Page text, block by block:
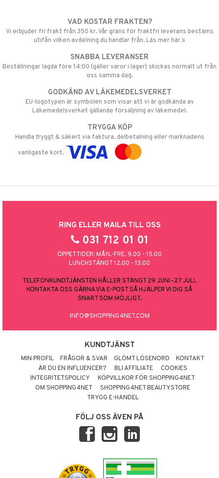
VAD KOSTAR FRAKTEN?
Vi erbjuder fri frakt från 350 kr. Vår gräns för fraktfri leverans bestäms
utifån vilken avdelning du handlar från. Läs mer här »
SNABBA LEVERANSER
Beställningar lagda före 14:00 (gäller varor i lager) skickas normalt ut från
oss samma dag.
GODKÄND AV LÄKEMEDELSVERKET
EU-logotypen är symbolen som visar att vi är godkända av
Läkemedelsverket gällande försäljning av läkemedel.
TRYGGA KÖP
Handla tryggt & säkert via faktura, delbetalning eller marknadens
vanligaste kort.
RING ELLER MAILA TILL OSS
031 712 01 01
ÖPPETTIDER: MÅN.-FRE. 9.00 - 15.00
LUNCHSTÄNGT 12.00 - 13.00
TELEFONKUNDTJÄNSTEN HÅLLER STÄNGT 29 JUNI–27 JULI.
KONTAKTA OSS GÄRNA VIA E-POST SÅ HJÄLPER VI DIG SÅ
SNART SOM MÖJLIGT.
INFO@SHOPPING4NET.COM
KUNDTJÄNST
MIN PROFIL FRÅGOR & SVAR GLÖMT LÖSENORD
KONTAKT
ÄR DU EN INFLUENCER?
BLI AFFILIATE
COOKIES
INTEGRITETSPOLICY
KÖPVILLKOR FÖR SHOPPING4NET
OM SHOPPING4NET
SHOPPING4NET BEAUTYSTORE
TRYGG E-HANDEL
FÖLJ OSS ÄVEN PÅ